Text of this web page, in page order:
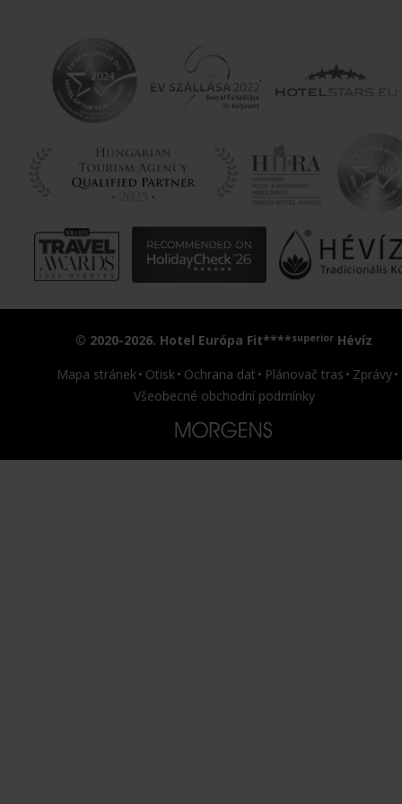
© 2020-2026. Hotel Európa Fit****superior Hévíz
Mapa stránek
Otisk Ochrana dat Plánovač tras
Zprávy
Všeobecné obchodní podmínky